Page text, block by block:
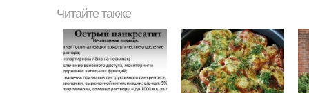
Читайте также